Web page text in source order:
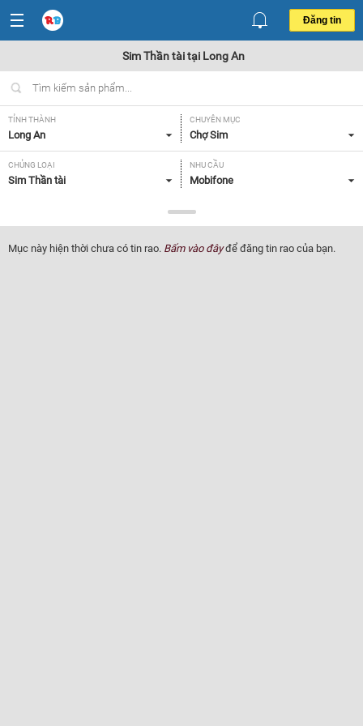
Đăng tin
Sim Thần tài tại Long An
TỈNH THÀNH
Long An
CHUYÊN MỤC
Chợ Sim
CHỦNG LOẠI
Sim Thần tài
NHU CẦU
Mobifone
Tất cả
Mục này hiện thời chưa có tin rao. Bấm vào đâyđể đăng tin rao của bạn.